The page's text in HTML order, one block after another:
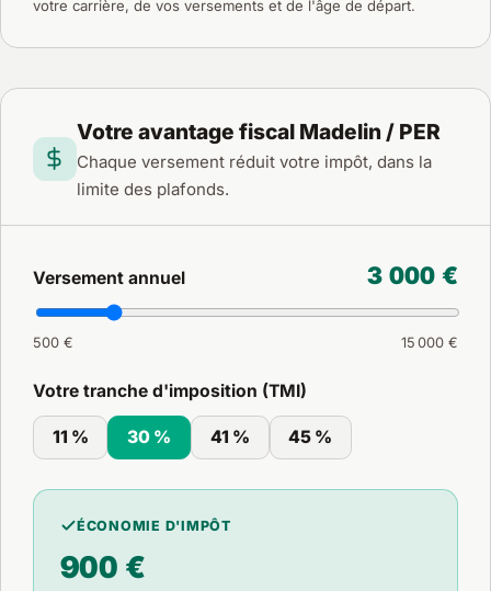
votre carrière, de vos versements et de l'âge de départ.
Votre avantage fiscal Madelin / PER
Chaque versement réduit votre impôt, dans la
limite des plafonds.
Versement annuel 3 000 €
500 € 15 000 €
Votre tranche d'imposition (TMI)
11 % 30 % 41 % 45 %
ÉCONOMIE D'IMPÔT
900 €